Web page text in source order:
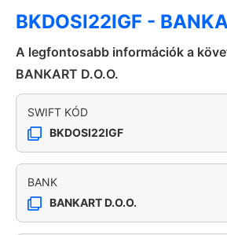
BKDOSI22IGF -
A legfontosabb információk a
BANKART D.O.O.
SWIFT KÓD
BKDOSI22IGF
BANK
BANKART D.O.O.